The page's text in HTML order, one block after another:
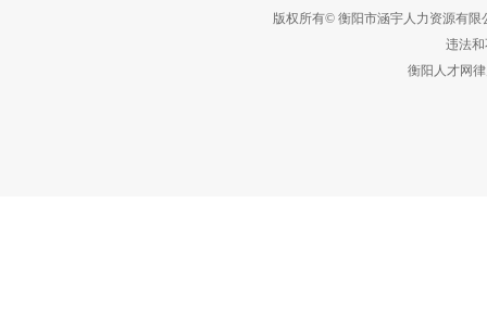
版权所有© 衡阳市涵宇人力资源有
违法和
衡阳人才网